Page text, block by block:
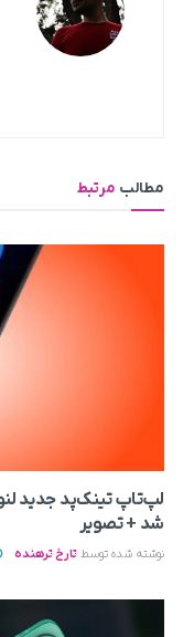
مطالب مرتبط
لپ‌تاپ تینک‌پد جدید
شد + تصویر
نوشته شده توسط تارخ ترهنده